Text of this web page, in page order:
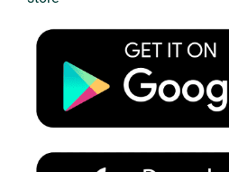
u
b
e
a
g
r
a
m